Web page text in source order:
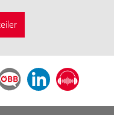
ÖBB Corporate Blog
LinkedInPodcast